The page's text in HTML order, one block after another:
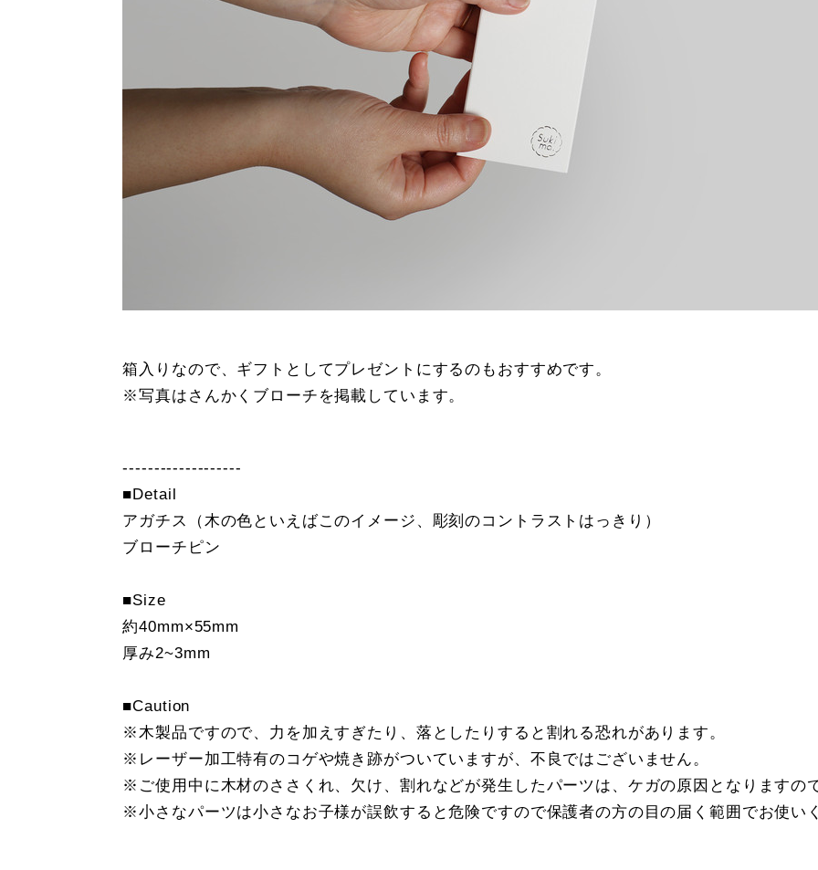
箱入りなので、ギフトとしてプレゼントにするのもおすすめです。
※写真はさんかくブローチを掲載しています。
-------------------
■Detail
アガチス（木の色といえばこのイメージ、彫刻のコントラストはっきり）
ブローチピン
■Size
約40mm×55mm
厚み2~3mm
■Caution
※木製品ですので、力を加えすぎたり、落としたりすると割れる恐れがあります。
※レーザー加工特有のコゲや焼き跡がついていますが、不良ではございません。
※ご使用中に木材のささくれ、欠け、割れなどが発生したパーツは、ケガの原因となりますの
※小さなパーツは小さなお子様が誤飲すると危険ですので保護者の方の目の届く範囲でお使い